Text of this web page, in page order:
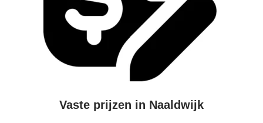
Vaste prijzen in Naaldwijk